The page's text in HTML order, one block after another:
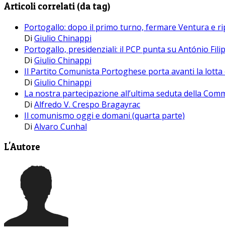
Articoli correlati (da tag)
Portogallo: dopo il primo turno, fermare Ventura e
Di Giulio Chinappi
Portogallo, presidenziali: il PCP punta su António
Di Giulio Chinappi
Il Partito Comunista Portoghese porta avanti la
Di Giulio Chinappi
La nostra partecipazione all’ultima seduta della
Di Alfredo V. Crespo Bragayrac
Il comunismo oggi e domani (quarta parte)
Di Alvaro Cunhal
L'Autore